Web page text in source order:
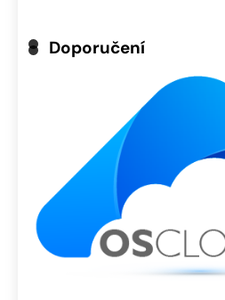
Doporučení